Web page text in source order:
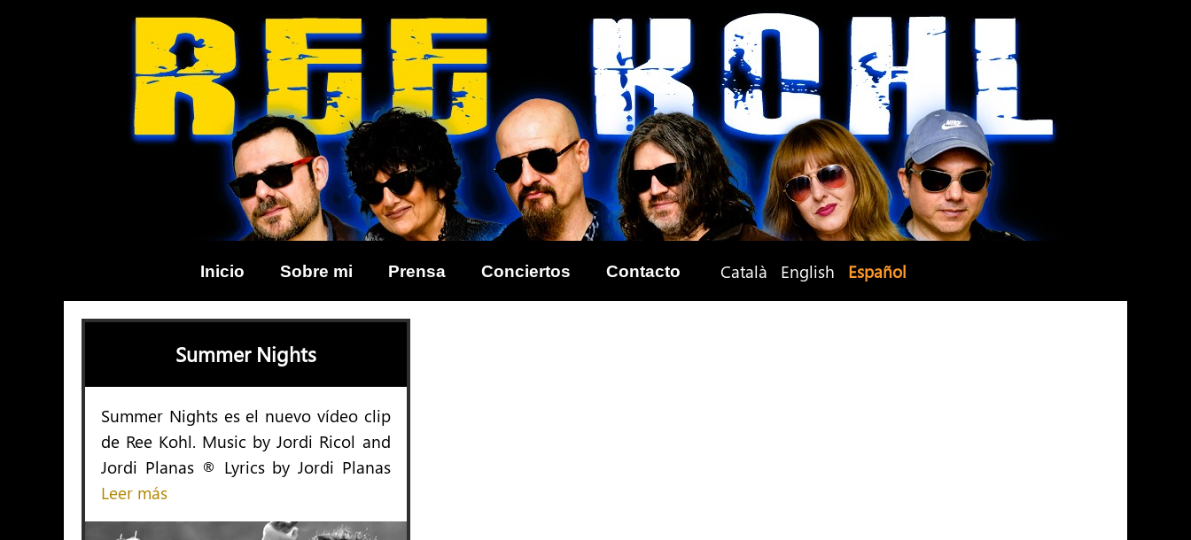
Inicio Sobre mi Prensa Conciertos Contacto Català English Español
Summer Nights
Summer Nights es el nuevo vídeo clip
de Ree Kohl. Music by Jordi Ricol and
Jordi Planas ® Lyrics by Jordi Planas
Leer más